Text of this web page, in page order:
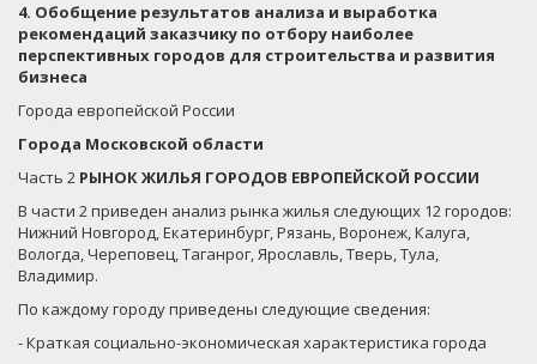
4. Обобщение результатов анализа и выработка
рекомендаций заказчику по отбору наиболее
перспективных городов для строительства и развития
бизнеса
Города европейской России
Города Московской области
Часть 2 РЫНОК ЖИЛЬЯ ГОРОДОВ ЕВРОПЕЙСКОЙ РОССИИ
В части 2 приведен анализ рынка жилья следующих 12 городов:
Нижний Новгород, Екатеринбург, Рязань, Воронеж, Калуга,
Вологда, Череповец, Таганрог, Ярославль, Тверь, Тула,
Владимир.
По каждому городу приведены следующие сведения:
- Краткая социально-экономическая характеристика города